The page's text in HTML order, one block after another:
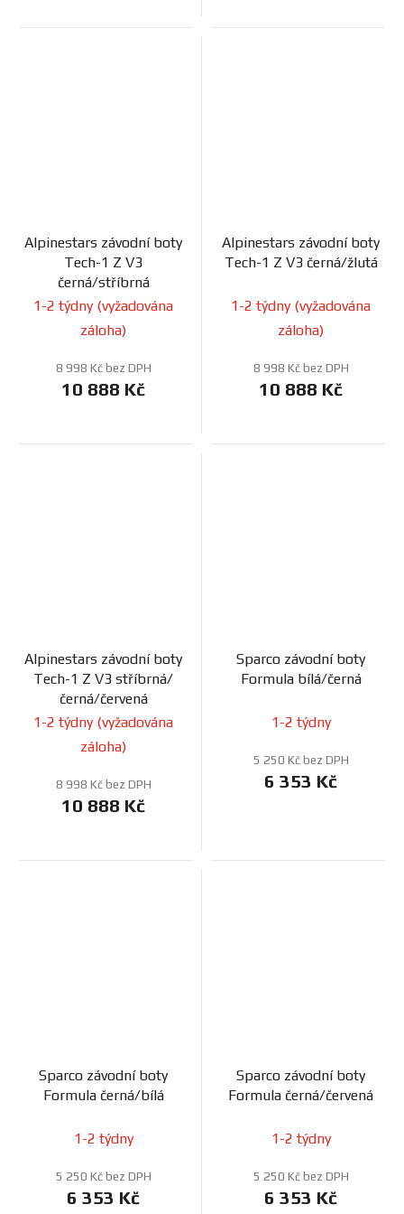
Alpinestars závodní boty
Tech-1 Z V3
černá/stříbrná
1-2 týdny (vyžadována
záloha)
8 998 Kč bez DPH
10 888 Kč
Alpinestars závodní boty
Tech-1 Z V3 černá/žlutá
1-2 týdny (vyžadována
záloha)
8 998 Kč bez DPH
10 888 Kč
Alpinestars závodní boty
Tech-1 Z V3 stříbrná/
černá/červená
1-2 týdny (vyžadována
záloha)
8 998 Kč bez DPH
10 888 Kč
Sparco závodní boty
Formula bílá/černá
1-2 týdny
5 250 Kč bez DPH
6 353 Kč
Sparco závodní boty
Formula černá/bílá
1-2 týdny
5 250 Kč bez DPH
6 353 Kč
Sparco závodní boty
Formula černá/červená
1-2 týdny
5 250 Kč bez DPH
6 353 Kč